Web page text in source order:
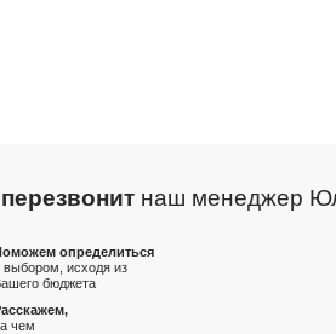
наш менеджер
определиться
выбором, исходя из
бюджета
чем